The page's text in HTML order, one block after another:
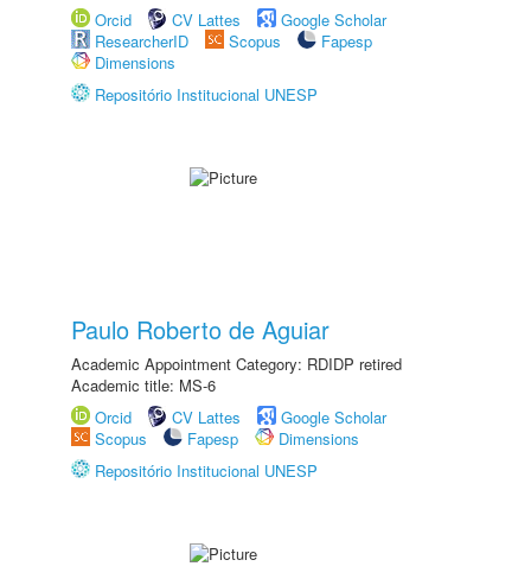
Orcid
CV Lattes
Google Scholar
ResearcherID
Scopus
Fapesp
Dimensions
Repositório Institucional UNESP
Paulo Roberto de Aguiar
Academic Appointment Category: RDIDP retired
Academic title: MS-6
Orcid
CV Lattes
Google Scholar
Scopus
Fapesp
Dimensions
Repositório Institucional UNESP